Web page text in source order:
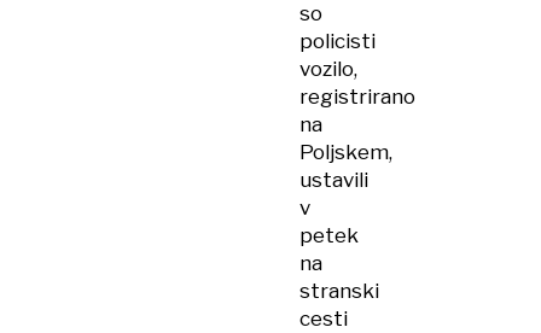
so
policisti
vozilo,
registrirano
na
Poljskem,
ustavili
v
petek
na
stranski
cesti